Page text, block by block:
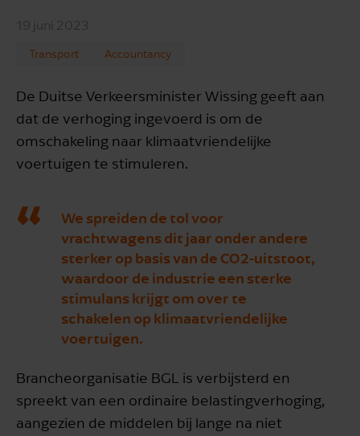
19 juni 2023
Transport Accountancy
De Duitse Verkeersminister Wissing geeft aan
dat de verhoging ingevoerd is om de
omschakeling naar klimaatvriendelijke
voertuigen te stimuleren.
We spreiden de tol voor
vrachtwagens dit jaar onder andere
sterker op basis van de CO2-uitstoot,
waardoor de industrie een sterke
stimulans krijgt om over te
schakelen op klimaatvriendelijke
voertuigen.
Brancheorganisatie BGL is verbijsterd en
spreekt van een ordinaire belastingverhoging,
aangezien de middelen bij lange na niet